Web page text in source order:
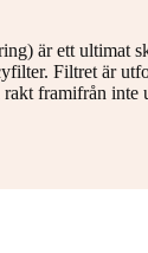
är ett ultimat
Filtret är
framifrån